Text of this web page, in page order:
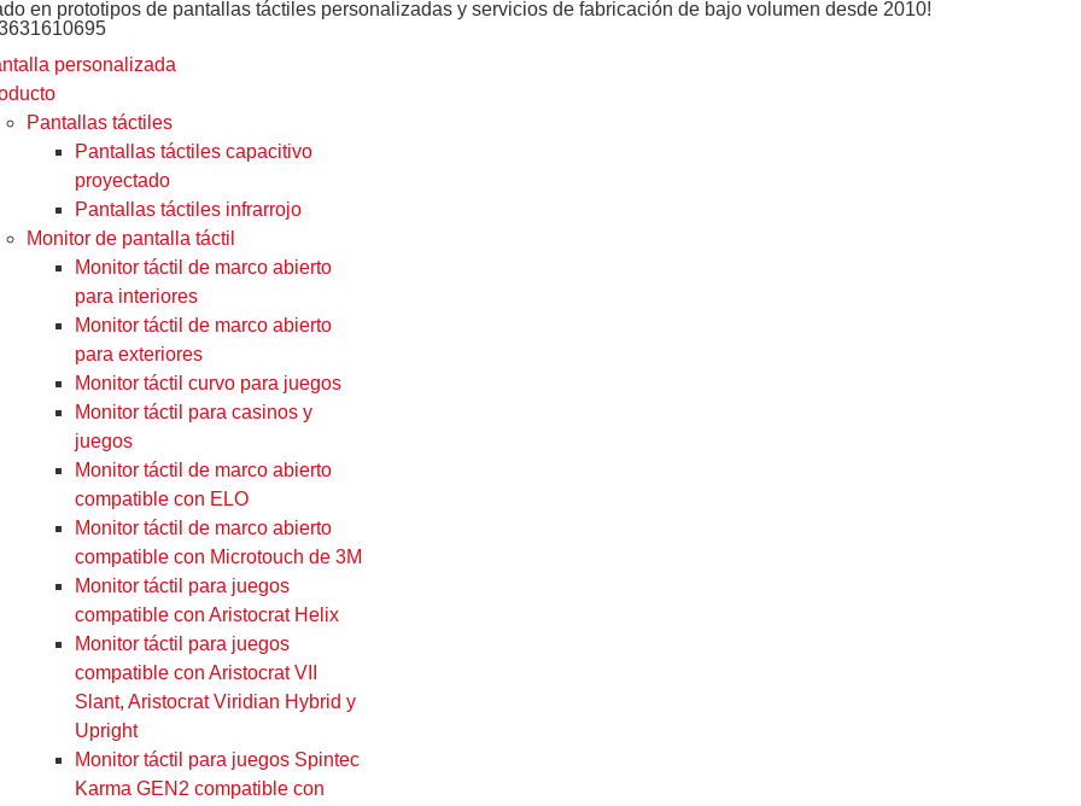
en prototipos de pantallas táctiles personalizadas y servicios de fabricación de bajo volumen desde 2010!
personalizada
Pantallas táctiles
Pantallas táctiles capacitivo
proyectado
Pantallas táctiles infrarrojo
Monitor de pantalla táctil
Monitor táctil de marco abierto
para interiores
Monitor táctil de marco abierto
para exteriores
Monitor táctil curvo para juegos
Monitor táctil para casinos y
juegos
Monitor táctil de marco abierto
compatible con ELO
Monitor táctil de marco abierto
compatible con Microtouch de 3M
Monitor táctil para juegos
compatible con Aristocrat Helix
Monitor táctil para juegos
compatible con Aristocrat VII
Slant, Aristocrat Viridian Hybrid y
Upright
Monitor táctil para juegos Spintec
Karma GEN2 compatible con